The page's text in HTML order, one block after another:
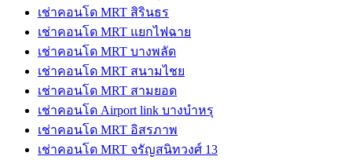
เช่าคอนโด MRT สิรินธร
เช่าคอนโด MRT แยกไฟฉาย
เช่าคอนโด MRT บางพลัด
เช่าคอนโด MRT สนามไชย
เช่าคอนโด MRT สามยอด
เช่าคอนโด Airport link บางบำหรุ
เช่าคอนโด MRT อิสรภาพ
เช่าคอนโด MRT จรัญสนิทวงศ์ 13